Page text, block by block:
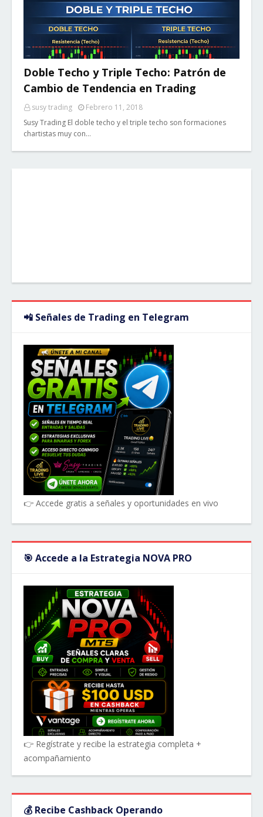
Doble Techo y Triple Techo: Patrón de
Cambio de Tendencia en Trading
susy trading
Febrero 11, 2018
Susy Trading El doble techo y el triple techo son formaciones
chartistas muy con…
📲 Señales de Trading en Telegram
👉 Accede gratis a señales y oportunidades en vivo
🎯 Accede a la Estrategia NOVA PRO
👉 Regístrate y recibe la estrategia completa +
acompañamiento
💰 Recibe Cashback Operando